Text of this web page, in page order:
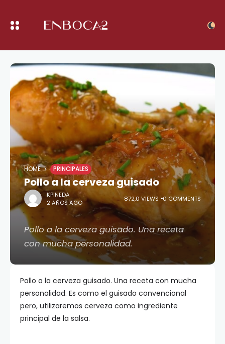
HOME PRINCIPALES
Pollo a la cerveza guisado
KPINEDA
2 AÑOS AGO
872,0 VIEWS 0 COMMENTS
Pollo a la cerveza guisado. Una receta
con mucha personalidad.
Pollo a la cerveza guisado. Una receta con mucha
personalidad. Es como el guisado convencional
pero, utilizaremos cerveza como ingrediente
principal de la salsa.